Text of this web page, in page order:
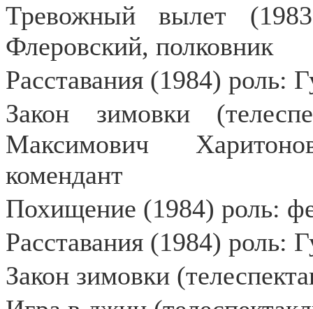
Тревожный вылет
Флеровский, полковник
Расставания (1984) роль:
Закон зимовки
Максимович
комендант
Похищение (1984) роль:
Расставания (1984) роль:
Закон зимовки